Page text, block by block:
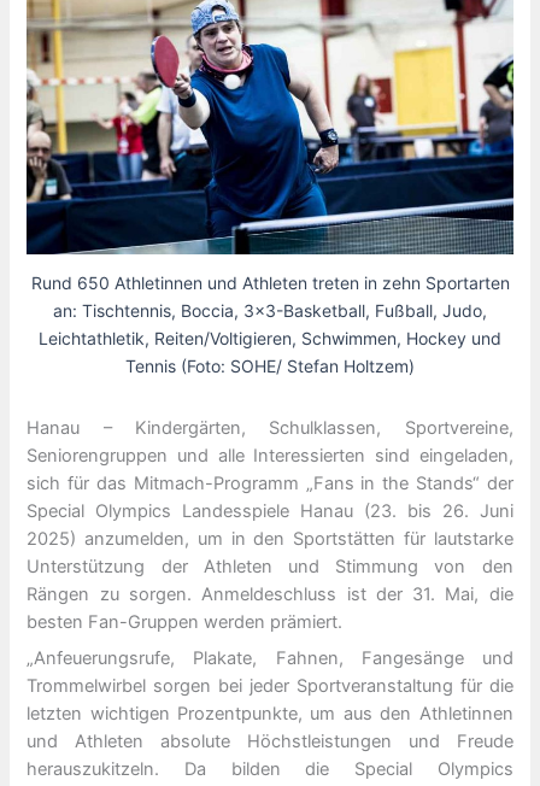
Rund 650 Athletinnen und Athleten treten in zehn Sportarten
an: Tischtennis, Boccia, 3x3-Basketball, Fußball, Judo,
Leichtathletik, Reiten/Voltigieren, Schwimmen, Hockey und
Tennis (Foto: SOHE/ Stefan Holtzem)
Hanau – Kindergärten, Schulklassen, Sportvereine,
Seniorengruppen und alle Interessierten sind eingeladen,
sich für das Mitmach-Programm „Fans in the Stands“ der
Special Olympics Landesspiele Hanau (23. bis 26. Juni
2025) anzumelden, um in den Sportstätten für lautstarke
Unterstützung der Athleten und Stimmung von den
Rängen zu sorgen. Anmeldeschluss ist der 31. Mai, die
besten Fan-Gruppen werden prämiert.
„Anfeuerungsrufe, Plakate, Fahnen, Fangesänge und
Trommelwirbel sorgen bei jeder Sportveranstaltung für die
letzten wichtigen Prozentpunkte, um aus den Athletinnen
und Athleten absolute Höchstleistungen und Freude
herauszukitzeln. Da bilden die Special Olympics